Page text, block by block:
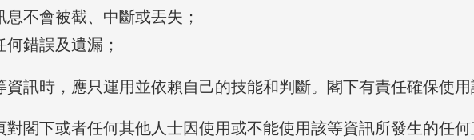
不會被截、中斷或丟失；
錯誤及遺漏；
訊時，應只運用並依賴自己的技能和判斷。閣下有責任確保使
閣下或者任何其他人士因使用或不能使用該等資訊所發生的任